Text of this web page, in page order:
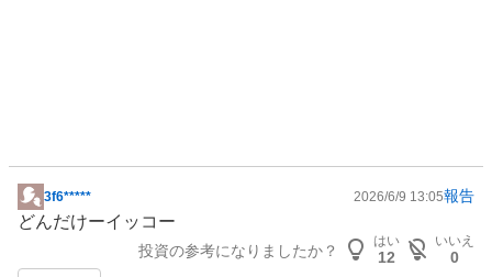
掲
示
3f6***** 2026/6/9 13:05報告
どんだけーイッコー
投資の参考になりましたか？
はい
12
いいえ
0